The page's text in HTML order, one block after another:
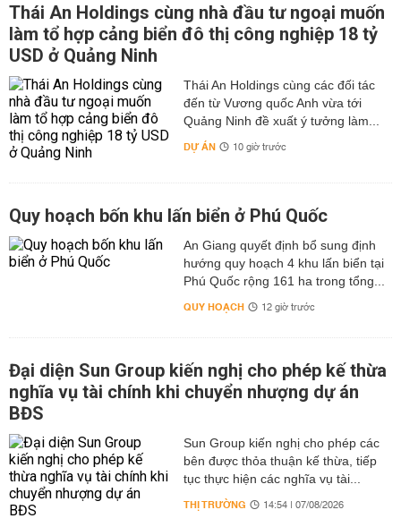
Thái An Holdings cùng nhà đầu tư ngoại muốn
làm tổ hợp cảng biển đô thị công nghiệp 18 tỷ
USD ở Quảng Ninh
Thái An Holdings cùng các đối tác
đến từ Vương quốc Anh vừa tới
Quảng Ninh đề xuất ý tưởng làm...
DỰ ÁN 10 giờ trước
Quy hoạch bốn khu lấn biển ở Phú Quốc
An Giang quyết định bổ sung định
hướng quy hoạch 4 khu lấn biển tại
Phú Quốc rộng 161 ha trong tổng...
QUY HOẠCH 12 giờ trước
Đại diện Sun Group kiến nghị cho phép kế thừa
nghĩa vụ tài chính khi chuyển nhượng dự án
BĐS
Sun Group kiến nghị cho phép các
bên được thỏa thuận kế thừa, tiếp
tục thực hiện các nghĩa vụ tài...
THỊ TRƯỜNG 14:54 | 07/08/2026